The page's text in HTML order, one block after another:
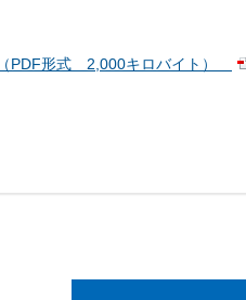
PDF形式 2,000キロバイト）